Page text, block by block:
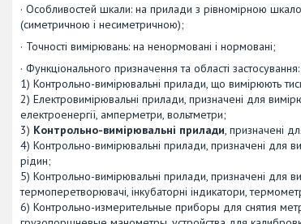
· Особливостей шкали: на прилади з рівномірною
(симетричною і несиметричною);
· Точності вимірювань: на ненормовані і нормовані;
· Функціонального призначення та області
1) Контрольно-вимірювальні прилади, що вимірюють
2) Електровимірювальні прилади, призначені для
електроенергії, амперметри, вольтметри;
3) Контрольно-вимірювальні прилади, призначені
4) Контрольно-вимірювальні прилади, призначені для
рідин;
5) Контрольно-вимірювальні прилади, призначені для
термоперетворювачі, інкубаторні індикатори,
6) Контрольно-измерительные приборы для снятия